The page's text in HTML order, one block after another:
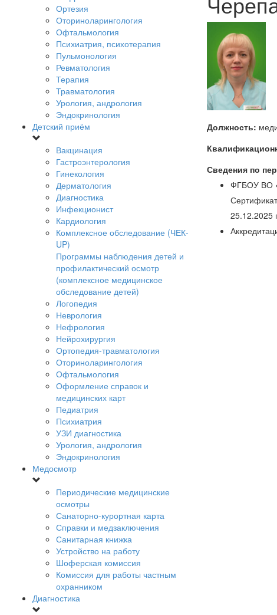
Ортезия
Оториноларингология
Офтальмология
Психиатрия, психотерапия
Пульмонология
Ревматология
Терапия
Травматология
Урология, андрология
Эндокринология
Детский приём
Вакцинация
Гастроэнтерология
Гинекология
Дерматология
Диагностика
Инфекционист
Кардиология
Комплексное обследование (ЧЕК-
UP)
Программы наблюдения детей и
профилактический осмотр
(комплексное медицинское
обследование детей)
Логопедия
Неврология
Нефрология
Нейрохирургия
Ортопедия-травматология
Оториноларингология
Офтальмология
Оформление справок и
медицинских карт
Педиатрия
Психиатрия
УЗИ диагностика
Урология, андрология
Эндокринология
Медосмотр
Периодические медицинские
осмотры
Санаторно-курортная карта
Справки и медзаключения
Санитарная книжка
Устройство на работу
Шоферская комиссия
Комиссия для работы частным
охранником
Диагностика
Должность:
Сведения по
ФГБОУ ВО
25.12.2025